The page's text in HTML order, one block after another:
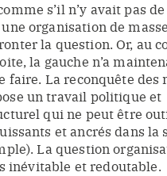
s’il n’y avait pas
organisation de
la question. Or, au
la gauche n’a
faire. La reconquête des
un travail politique et
qui ne peut être
et ancrés dans la
La question
inévitable et redoutable.